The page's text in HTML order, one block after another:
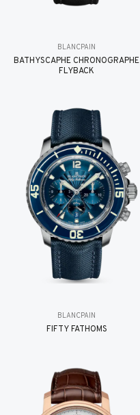
BLANCPAIN
BATHYSCAPHE CHRONOGRAPHE
FLYBACK
BLANCPAIN
FIFTY FATHOMS